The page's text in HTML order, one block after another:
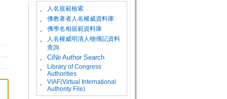
。 人名規範檢索
。 佛教著者人名權威資料庫
。 佛學名相規範資料庫
。
人名權威明清人物傳記資料
查詢
。
CiNii Author Search
。
Library of Congress
Authorities
。
VIAF(Virtual International
Authority File)